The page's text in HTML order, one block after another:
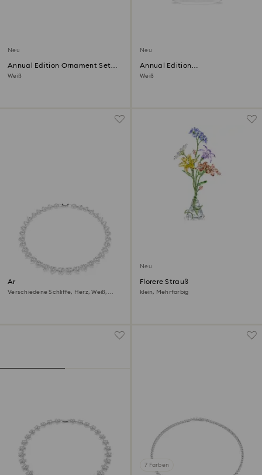
Neu
Annual Edition Ornament Set
2026
Weiß
Neu
Annual Edition
Weihnachtsglocke 2026
Weiß
Ariana Grande x Swarovski
Halskette
Verschiedene Schliffe, Herz, Weiß,
Neu
Florere Strauß
klein, Mehrfarbig
7 Farben